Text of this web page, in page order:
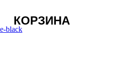
black
КОРЗИНА